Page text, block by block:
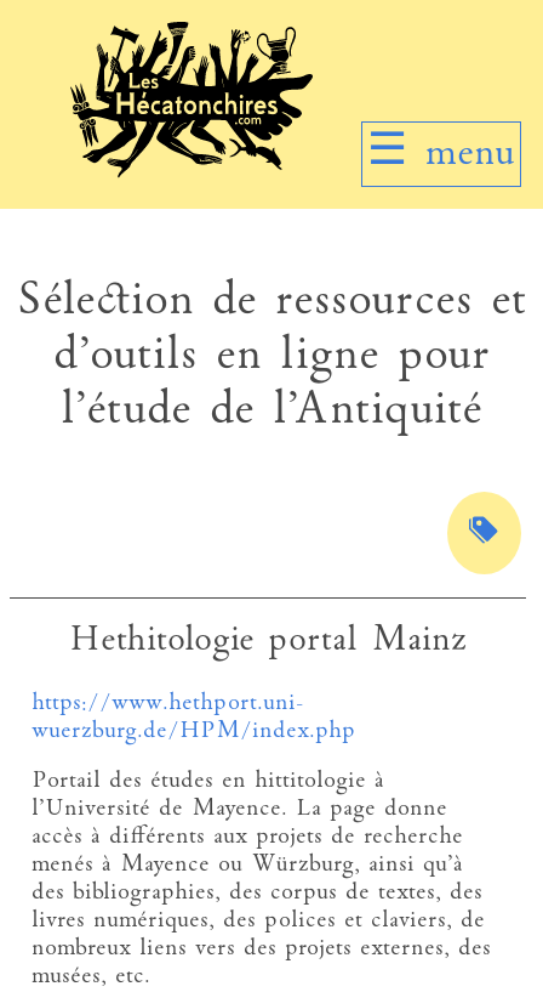
☰ menu
Sélection de ressources et
d’outils en ligne pour
l’étude de l’Antiquité
Hethitologie portal Mainz
https://www.hethport.uni-
wuerzburg.de/HPM/index.php
Portail des études en hittitologie à
l’Université de Mayence. La page donne
accès à différents aux projets de recherche
menés à Mayence ou Würzburg, ainsi qu’à
des bibliographies, des corpus de textes, des
livres numériques, des polices et claviers, de
nombreux liens vers des projets externes, des
musées, etc.